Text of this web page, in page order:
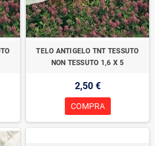
TELO ANTIGELO TNT TESSUTO
NON TESSUTO 1,6 X 5
2,50 €
COMPRA